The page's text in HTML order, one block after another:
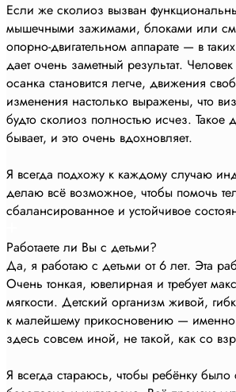
Если же сколиоз вызван
мышечными зажимами, блоками или
опорно-двигательном аппарате — в
дает очень заметный результат.
осанка становится легче, движения
изменения настолько выражены, что
будто сколиоз полностью исчез. Такое
бывает, и это очень вдохновляет.
Я всегда подхожу к каждому случаю
делаю всё возможное, чтобы помочь
сбалансированное и устойчивое
Работаете ли Вы с детьми?
Да, я работаю с детьми от 6 лет. Эта
Очень тонкая, ювелирная и требует
мягкости. Детский организм живой,
к малейшему прикосновению — именно
здесь совсем иной, не такой, как со
Я всегда стараюсь, чтобы ребёнку